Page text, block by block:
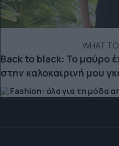
WHAT
Back to black: Το μαύρο
στην καλοκαιρινή μου
Fashion: όλα για τη μόδα